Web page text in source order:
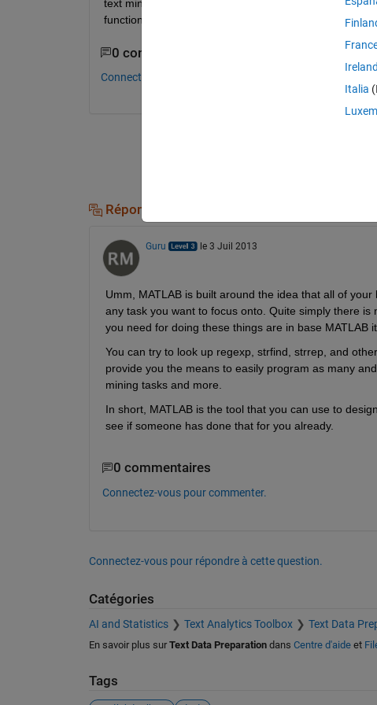
text mining toolbox available for it.... can you plz tell
functionality built in it???
0 commentaires
Connectez-vous pour commenter.
Réponses (1)
Guru le 3 Juil 2013
Umm, MATLAB is built around the idea that all of
any task you want to focus onto. Quite simply there
you need for doing these things are in base MATLAB
You can try to look up regexp, strfind, strrep, and
provide you the means to easily program as many
mining tasks and more.
In short, MATLAB is the tool that you can use to
see if someone has done that for you already.
0 commentaires
Connectez-vous pour commenter.
Connectez-vous pour répondre à cette question.
Catégories
AI and Statistics Text Analytics Toolbox Text Data
En savoir plus sur Text Data Preparationdans Centre d'aideet
Tags
Ireland
Italia